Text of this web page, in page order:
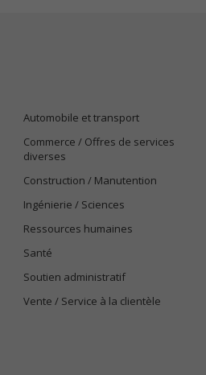
Automobile et transport
Commerce / Offres de services
diverses
Construction / Manutention
Ingénierie / Sciences
Ressources humaines
Santé
Soutien administratif
Vente / Service à la clientèle